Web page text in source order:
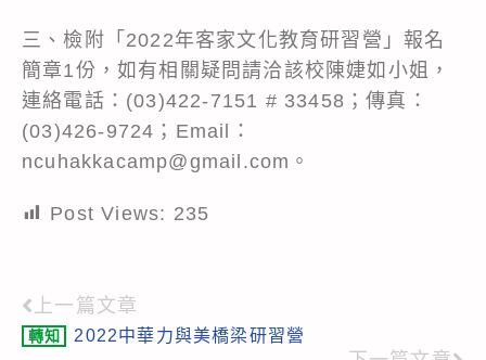
三、檢附「2022年客家文化教育研習營」報名
簡章1份，如有相關疑問請洽該校陳婕如小姐，
連絡電話：(03)422-7151 # 33458；傳真：
(03)426-9724；Email：
ncuhakkacamp@gmail.com。
Post Views: 235
Read
more
上一篇文章
轉知 2022中華力與美橋梁研習營